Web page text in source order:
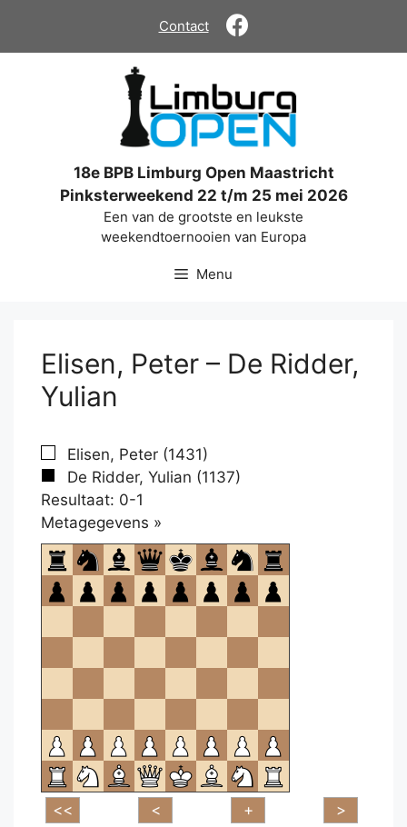
de
Contact
18e BPB Limburg Open Maastricht
Pinksterweekend 22 t/m 25 mei 2026
Een van de grootste en leukste
weekendtoernooien van Europa
Menu
Elisen, Peter – De Ridder,
Yulian
Elisen, Peter (1431)
De Ridder, Yulian (1137)
Resultaat: 0-1
Metagegevens »
om
te
openen.